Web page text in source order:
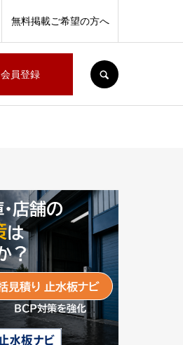
会員登録
無料掲載ご希望の方へ